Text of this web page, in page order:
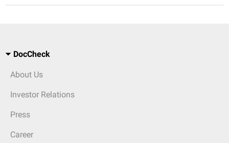
DocCheck
About Us
Investor Relations
Press
Career